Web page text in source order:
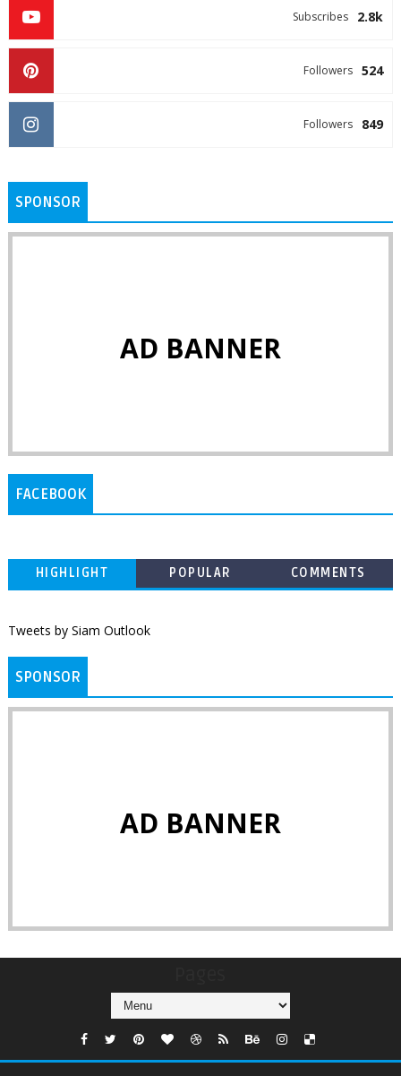
2.8k
Subscribes
524
Followers
849
Followers
SPONSOR
AD BANNER
FACEBOOK
HIGHLIGHT POPULAR COMMENTS
Tweets by Siam Outlook
SPONSOR
AD BANNER